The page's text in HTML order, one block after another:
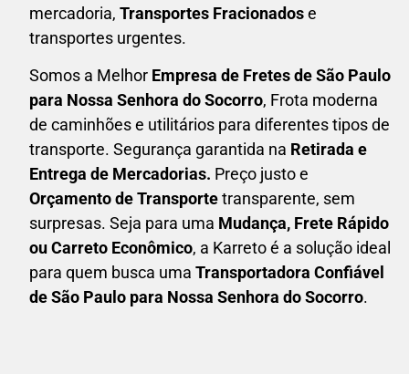
mercadoria, Transportes Fracionadose
transportes urgentes.
Somos a Melhor Empresa de Fretesde São Paulo
para Nossa Senhora do Socorro, Frota moderna
de caminhões e utilitários para diferentes tipos de
transporte. Segurança garantida na Retirada e
Entrega de Mercadorias. Preço justo e
Orçamento de Transportetransparente, sem
surpresas. Seja para uma Mudança, Frete Rápido
ou Carreto Econômico, a Karretoé a solução ideal
para quem busca uma Transportadora Confiável
de São Paulo para Nossa Senhora do Socorro.